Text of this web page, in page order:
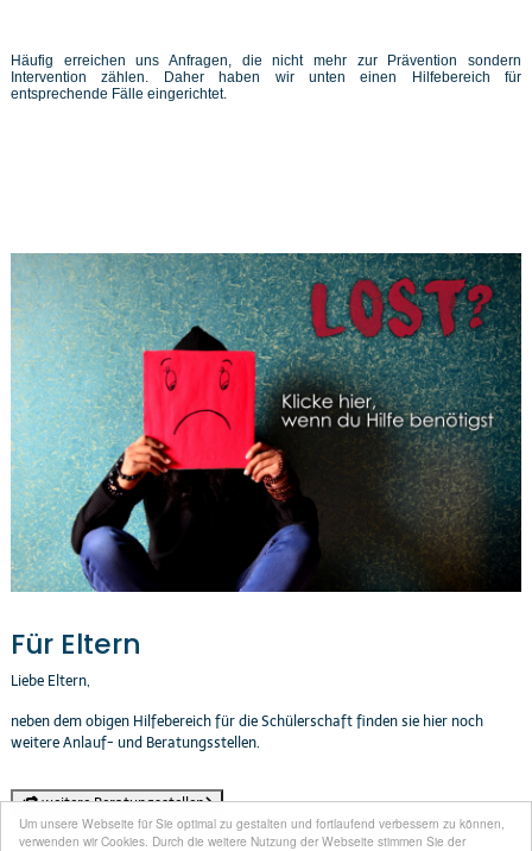
Um unsere Webseite für Sie optimal zu gestalten und fortlaufend verbessern zu können,
verwenden wir Cookies. Durch die weitere Nutzung der Webseite stimmen Sie der
Häufig erreichen uns Anfragen, die nicht mehr zur Prävention sondern
Intervention zählen. Daher haben wir unten einen Hilfebereich für
entsprechende Fälle eingerichtet.
Für Eltern
Liebe Eltern,
neben dem obigen Hilfebereich für die Schülerschaft finden sie hier noch
weitere Anlauf- und Beratungsstellen.
weitere Beratungsstellen